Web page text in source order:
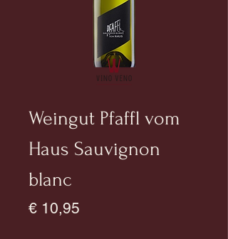
Weingut Pfaffl vom
Haus Sauvignon
blanc
Prijs
€ 10,95